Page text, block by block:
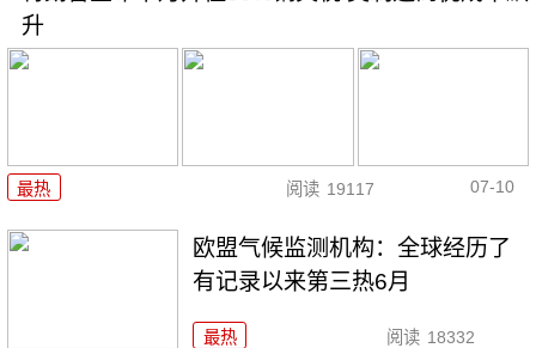
升
最热 阅读 19117 07-10
欧盟气候监测机构：全球经历了
有记录以来第三热6月
最热 阅读 18332